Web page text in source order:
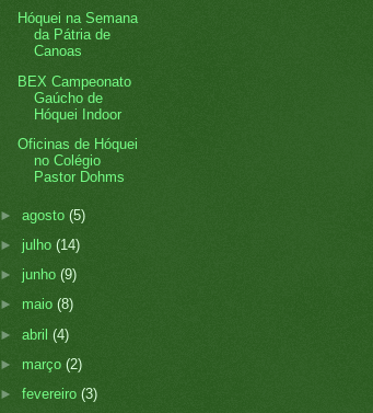
Hóquei na Semana
da Pátria de
Canoas
BEX Campeonato
Gaúcho de
Hóquei Indoor
Oficinas de Hóquei
no Colégio
Pastor Dohms
►agosto(5)
►julho(14)
► junho(9)
► maio(8)
►abril(4)
► março(2)
►fevereiro(3)